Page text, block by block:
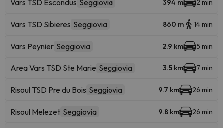
Vars TSD Escondus Seggiovia 394 m 2 min
Vars TSD Sibieres Seggiovia 860 m 14 min
Vars Peynier Seggiovia 2.9 km 5 min
Area Vars TSD Ste Marie Seggiovia 3.5 km 7 min
Risoul TSD Pre du Bois Seggiovia 9.7 km 26 min
Risoul Melezet Seggiovia 9.8 km 26 min